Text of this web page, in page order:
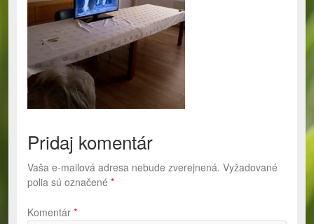
Pridaj komentár
Vaša e-mailová adresa nebude zverejnená. Vyžadované
polia sú označené *
Komentár *